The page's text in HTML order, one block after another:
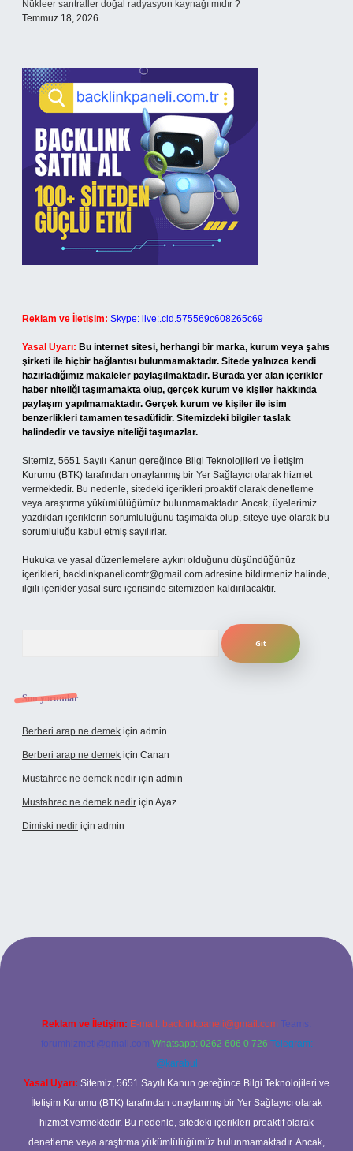
Nükleer santraller doğal radyasyon kaynağı mıdır ?
Temmuz 18, 2026
Reklam ve İletişim: Skype: live:.cid.575569c608265c69
Yasal Uyarı: Bu internet sitesi, herhangi bir marka, kurum veya şahıs
şirketi ile hiçbir bağlantısı bulunmamaktadır. Sitede yalnızca kendi
hazırladığımız makaleler paylaşılmaktadır. Burada yer alan içerikler
haber niteliği taşımamakta olup, gerçek kurum ve kişiler hakkında
paylaşım yapılmamaktadır. Gerçek kurum ve kişiler ile isim
benzerlikleri tamamen tesadüfidir. Sitemizdeki bilgiler taslak
halindedir ve tavsiye niteliği taşımazlar.
Sitemiz, 5651 Sayılı Kanun gereğince Bilgi Teknolojileri ve İletişim
Kurumu (BTK) tarafından onaylanmış bir Yer Sağlayıcı olarak hizmet
vermektedir. Bu nedenle, sitedeki içerikleri proaktif olarak denetleme
veya araştırma yükümlülüğümüz bulunmamaktadır. Ancak, üyelerimiz
yazdıkları içeriklerin sorumluluğunu taşımakta olup, siteye üye olarak bu
sorumluluğu kabul etmiş sayılırlar.
Hukuka ve yasal düzenlemelere aykırı olduğunu düşündüğünüz
içerikleri, backlinkpanelicomtr@gmail.com adresine bildirmeniz halinde,
ilgili içerikler yasal süre içerisinde sitemizden kaldırılacaktır.
Son yorumlar
Berberi arap ne demek için admin
Berberi arap ne demek için Canan
Mustahrec ne demek nedir için admin
Mustahrec ne demek nedir için Ayaz
Dimiski nedir için admin
güncel adresi
Reklam ve İletişim: E-mail: backlinkpaneli@gmail.com Teams:
forumhizmeti@gmail.com Whatsapp: 0262 606 0 726 Telegram:
@karabul
Yasal Uyarı: Sitemiz, 5651 Sayılı Kanun gereğince Bilgi Teknolojileri ve
İletişim Kurumu (BTK) tarafından onaylanmış bir Yer Sağlayıcı olarak
hizmet vermektedir. Bu nedenle, sitedeki içerikleri proaktif olarak
denetleme veya araştırma yükümlülüğümüz bulunmamaktadır. Ancak,